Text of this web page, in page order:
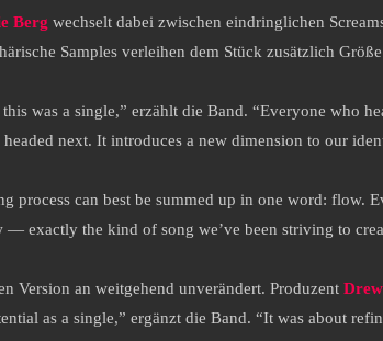
Berg wechselt dabei zwischen eindringlichen
Samples verleihen dem Stück zusätzlich
was a single,” erzählt die Band. “Everyone who
next. It introduces a new dimension to our
process can best be summed up in one word:
— exactly the kind of song we’ve been striving to
Version an weitgehend unverändert. Produzent
as a single,” ergänzt die Band. “It was about